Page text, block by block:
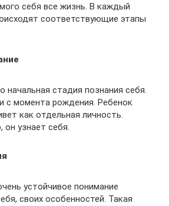
себя все жизнь. В каждый
соответствующие этапы
начальная стадия познания себя.
с момента рождения. Ребенок
как отдельная личность.
он узнает себя.
устойчивое понимание
своих особенностей. Такая